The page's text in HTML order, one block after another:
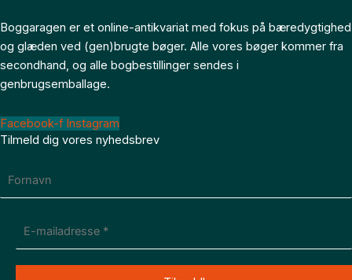
Boggaragen er et online-antikvariat med fokus på bæredygtighed
og glæden ved (gen)brugte bøger. Alle vores bøger kommer fra
secondhand, og alle bogbestillinger sendes i
genbrugsemballage.
Facebook-f Instagram
Tilmeld dig vores nyhedsbrev